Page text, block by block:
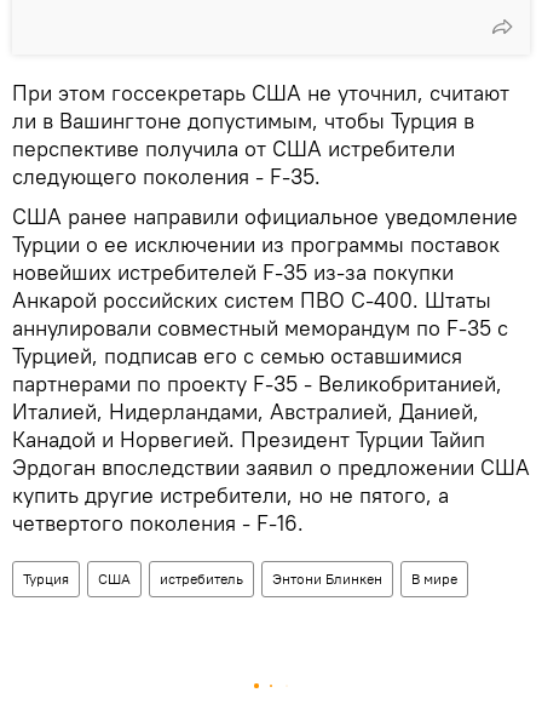
При этом госсекретарь США не уточнил, считают
ли в Вашингтоне допустимым, чтобы Турция в
перспективе получила от США истребители
следующего поколения - F-35.
США ранее направили официальное уведомление
Турции о ее исключении из программы поставок
новейших истребителей F-35 из-за покупки
Анкарой российских систем ПВО С-400. Штаты
аннулировали совместный меморандум по F-35 с
Турцией, подписав его с семью оставшимися
партнерами по проекту F-35 - Великобританией,
Италией, Нидерландами, Австралией, Данией,
Канадой и Норвегией. Президент Турции Тайип
Эрдоган впоследствии заявил о предложении США
купить другие истребители, но не пятого, а
четвертого поколения - F-16.
Турция США истребитель Энтони Блинкен В мире